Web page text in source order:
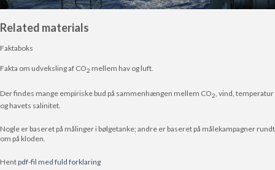
Related materials
Faktaboks
Fakta om udveksling af CO2 mellem hav og luft.
Der findes mange empiriske bud på sammenhængen mellem CO2, vind, temperatur
og havets salinitet.
Nogle er baseret på målinger i bølgetanke; andre er baseret på målekampagner rundt
om på kloden.
Hentpdf-fil med fuld forklaring